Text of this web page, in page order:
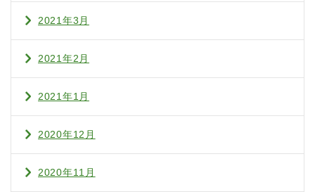
2021年3月
2021年2月
2021年1月
2020年12月
2020年11月